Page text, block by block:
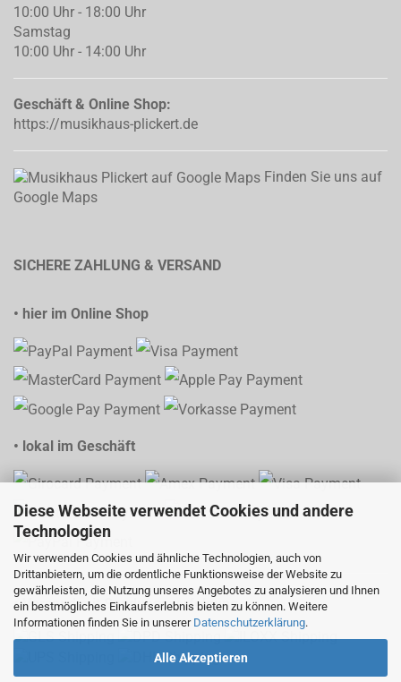
Diese Webseite verwendet Cookies und andere
Technologien
Wir verwenden Cookies und ähnliche Technologien, auch von
Drittanbietern, um die ordentliche Funktionsweise der Website zu
gewährleisten, die Nutzung unseres Angebotes zu analysieren und Ihnen
ein bestmögliches Einkaufserlebnis bieten zu können. Weitere
Informationen finden Sie in unserer Datenschutzerklärung.
Alle Akzeptieren
10:00 Uhr - 18:00 Uhr
Samstag
10:00 Uhr - 14:00 Uhr
Geschäft & Online Shop:
https://musikhaus-plickert.de
Finden Sie uns auf
Google Maps
SICHERE ZAHLUNG & VERSAND
• hier im Online Shop
• lokal im Geschäft
• Versand mit Sendungsverfolgung